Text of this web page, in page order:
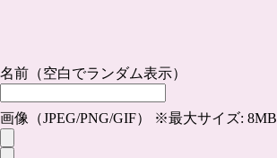
名前（空白でランダム表示）
画像（JPEG/PNG/GIF） ※最大サイズ: 8MB